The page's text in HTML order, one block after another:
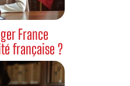
France
française ?